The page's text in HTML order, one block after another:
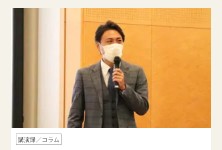
講演録／コラム